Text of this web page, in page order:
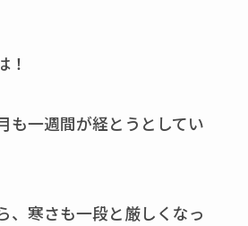
！
も一週間が経とうとしてい
、寒さも一段と厳しくなっ